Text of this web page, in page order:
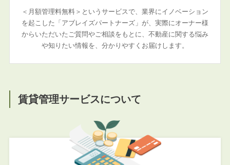
＜月額管理料無料＞というサービスで、業界にイノベーション
を起こした「アブレイズパートナーズ」が、実際にオーナー様
からいただいたご質問やご相談をもとに、不動産に関する悩み
や知りたい情報を、分かりやすくお届けします。
賃貸管理サービスについて